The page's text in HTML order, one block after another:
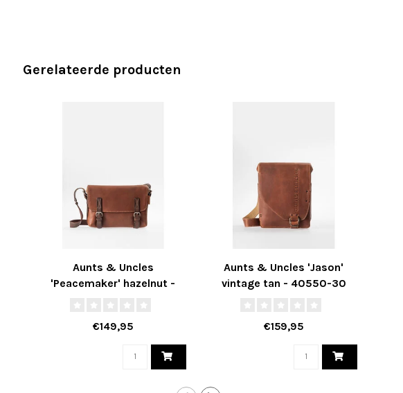
Gerelateerde producten
Aunts & Uncles
'Peacemaker' hazelnut -
€149,95
Aunts & Uncles 'Jason'
vintage tan - 40550-30
€159,95